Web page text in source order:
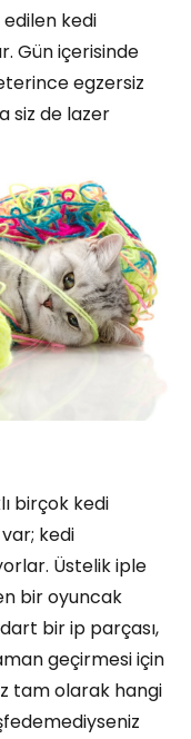
edilen kedi
Gün içerisinde
egzersiz
siz de lazer
birçok kedi
kedi
Üstelik iple
bir oyuncak
bir ip parçası,
geçirmesi için
tam olarak hangi